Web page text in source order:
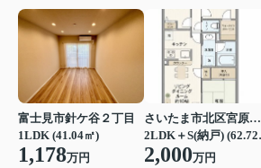
富士見市針ケ谷２丁目
1LDK (41.04㎡)
1,178万円
さいたま市北区宮原町４丁目
2,000万円